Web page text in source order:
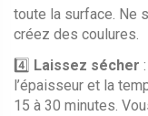
toute la surface. Ne
créez des coulures.
4️⃣ Laissez sécher
l’épaisseur et la
15 à 30 minutes.